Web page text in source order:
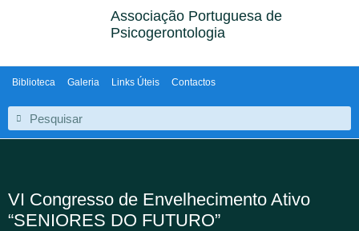
Associação Portuguesa de
Psicogerontologia
Biblioteca Galeria Links Úteis Contactos
VI Congresso de Envelhecimento Ativo
“SENIORES DO FUTURO”